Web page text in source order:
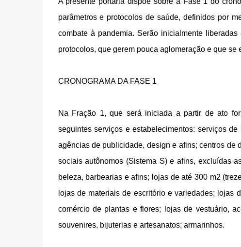
parâmetros e protocolos de saúde, definidos por
combate à pandemia. Serão inicialmente
protocolos, que gerem pouca aglomeração e que
CRONOGRAMA DA FASE 1
Na Fração 1, que será iniciada a partir de ato
seguintes serviços e estabelecimentos: serviços
agências de publicidade, design e afins; centros de
sociais autônomos (Sistema S) e afins, excluídas
beleza, barbearias e afins; lojas de até 300 m2
lojas de materiais de escritório e variedades; lojas
comércio de plantas e flores; lojas de vestuário,
souvenires, bijuterias e artesanatos; armarinhos.